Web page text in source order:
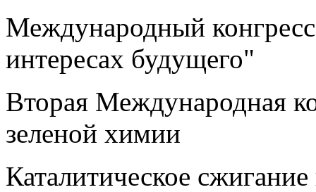
Международный
интересах будущего"
Вторая Международная
зеленой химии
Каталитическое